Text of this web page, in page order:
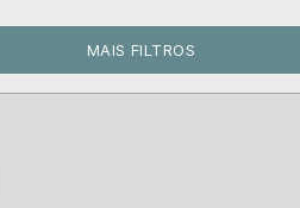
MAIS FILTROS